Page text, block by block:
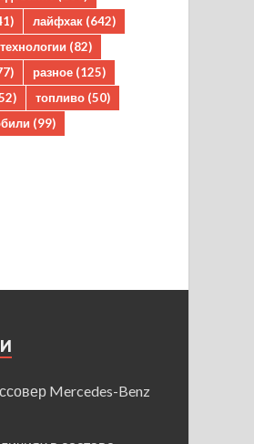
лайфхак (642)
(82)
разное (125)
топливо (50)
(99)
Mercedes-Benz